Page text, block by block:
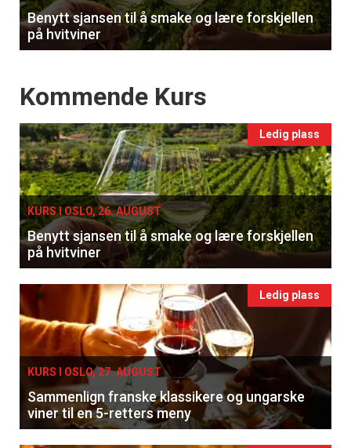
Benytt sjansen til å smake og lære forskjellen
på hvitviner
Events
Kommende Kurs
Ledig plass
KURS I OSLO, 26. AUGUST
Benytt sjansen til å smake og lære forskjellen
på hvitviner
Ledig plass
KURS I OSLO, 27. AUGUST
Sammenlign franske klassikere og ungarske
viner til en 5-retters meny